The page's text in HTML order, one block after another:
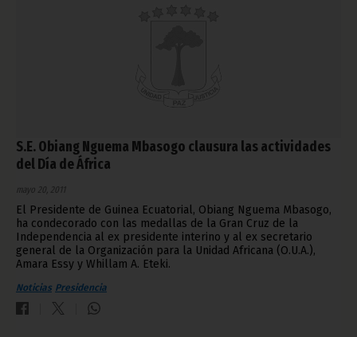
S.E. Obiang Nguema Mbasogo clausura las actividades
del Día de África
mayo 20, 2011
El Presidente de Guinea Ecuatorial, Obiang Nguema Mbasogo,
ha condecorado con las medallas de la Gran Cruz de la
Independencia al ex presidente interino y al ex secretario
general de la Organización para la Unidad Africana (O.U.A.),
Amara Essy y Whillam A. Eteki.
Noticias Presidencia